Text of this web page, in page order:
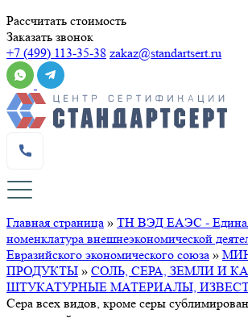
Рассчитать стоимость
Заказать звонок
+7 (499) 113-35-38 zakaz@standartsert.ru
Главная страница » ТН ВЭД ЕАЭС - Единая
номенклатура внешнеэкономической
Евразийского экономического союза »
ПРОДУКТЫ » СОЛЬ, СЕРА, ЗЕМЛИ И
ШТУКАТУРНЫЕ МАТЕРИАЛЫ,
Сера всех видов, кроме серы